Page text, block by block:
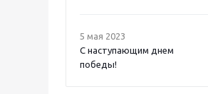
5 мая 2023
С наступающим днем
победы!